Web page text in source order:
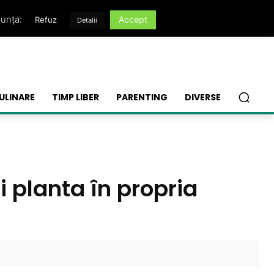
TIMP LIBER PARENTING DIVERSE
planta în propria
Refuz Detalii Accept